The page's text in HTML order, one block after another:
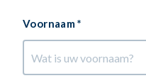
Voornaam *